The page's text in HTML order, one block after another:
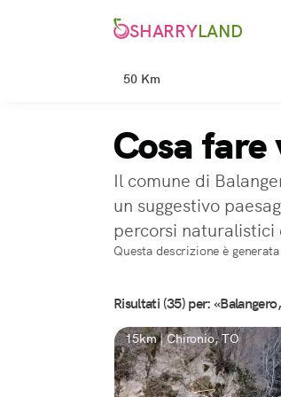
SHARRYLAND
50 Km
Cosa
Il comune di
un suggestivo
percorsi naturalistici
Questa descrizione è
Risultati (35) per:
15km | Chironio, TO